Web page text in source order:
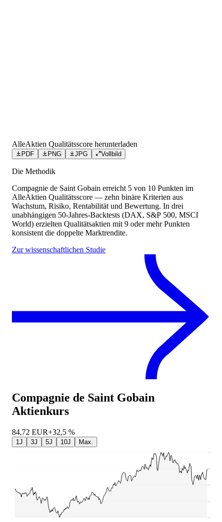
AlleAktien Qualitätsscore herunterladen
PDF PNG JPG Vollbild
Die Methodik
Compagnie de Saint Gobain erreicht 5 von 10 Punkten im
AlleAktien Qualitätsscore — zehn binäre Kriterien aus
Wachstum, Risiko, Rentabilität und Bewertung. In drei
unabhängigen 50-Jahres-Backtests (DAX, S&P 500, MSCI
World) erzielten Qualitätsaktien mit 9 oder mehr Punkten
konsistent die doppelte Marktrendite.
Zur wissenschaftlichen Studie
Compagnie de Saint Gobain
Aktienkurs
84,72 EUR+32,5 %
1J 3J 5J 10J Max.
35,6
52,23
68,87
85,51
102,15